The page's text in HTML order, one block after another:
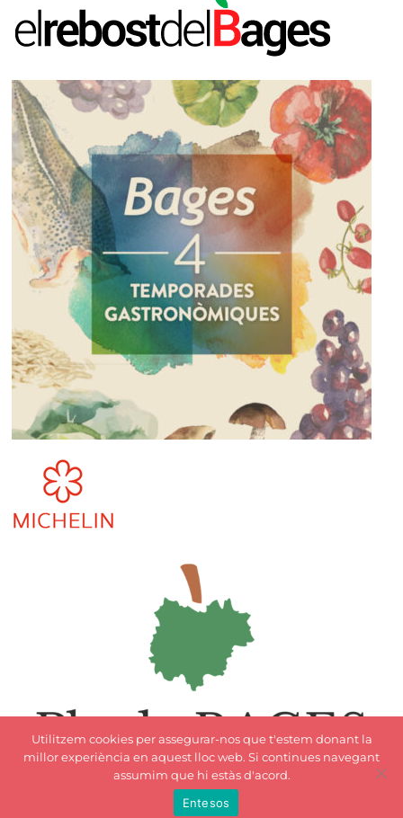
Utilitzem cookies per assegurar-nos que t'estem donant la
millor experiència en aquest lloc web. Si continues navegant
assumim que hi estàs d'acord.
Entesos